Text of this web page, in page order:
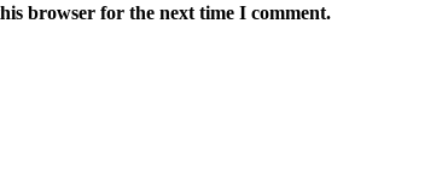
browser for the next time I comment.